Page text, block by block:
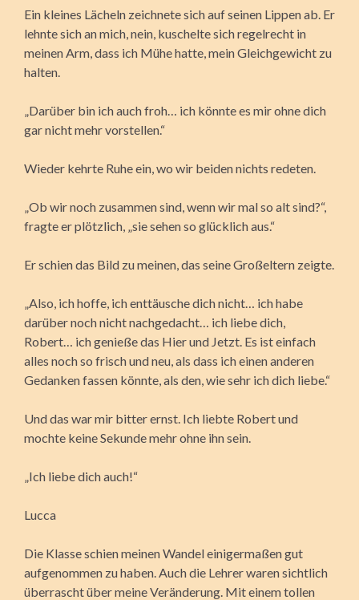
Ein kleines Lächeln zeichnete sich auf seinen Lippen ab. Er
lehnte sich an mich, nein, kuschelte sich regelrecht in
meinen Arm, dass ich Mühe hatte, mein Gleichgewicht zu
halten.
„Darüber bin ich auch froh… ich könnte es mir ohne dich
gar nicht mehr vorstellen.“
Wieder kehrte Ruhe ein, wo wir beiden nichts redeten.
„Ob wir noch zusammen sind, wenn wir mal so alt sind?“,
fragte er plötzlich, „sie sehen so glücklich aus.“
Er schien das Bild zu meinen, das seine Großeltern zeigte.
„Also, ich hoffe, ich enttäusche dich nicht… ich habe
darüber noch nicht nachgedacht… ich liebe dich,
Robert… ich genieße das Hier und Jetzt. Es ist einfach
alles noch so frisch und neu, als dass ich einen anderen
Gedanken fassen könnte, als den, wie sehr ich dich liebe.“
Und das war mir bitter ernst. Ich liebte Robert und
mochte keine Sekunde mehr ohne ihn sein.
„Ich liebe dich auch!“
Lucca
Die Klasse schien meinen Wandel einigermaßen gut
aufgenommen zu haben. Auch die Lehrer waren sichtlich
überrascht über meine Veränderung. Mit einem tollen